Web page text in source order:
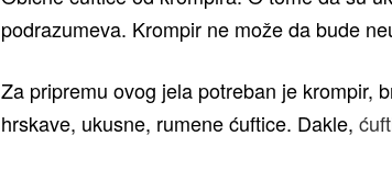
podrazumeva. Krompir ne može da bude
Za pripremu ovog jela potreban je krompir,
hrskave, ukusne, rumene ćuftice. Dakle,